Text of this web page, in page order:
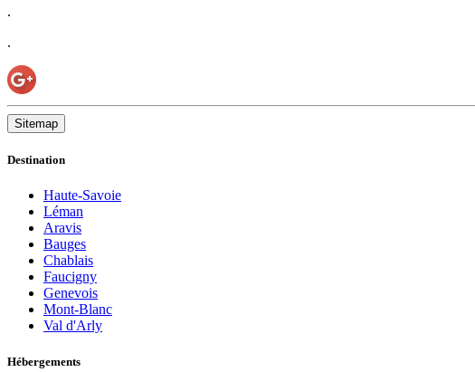
.
.
Sitemap
Destination
Haute-Savoie
Léman
Aravis
Bauges
Chablais
Faucigny
Genevois
Mont-Blanc
Val d'Arly
Hébergements